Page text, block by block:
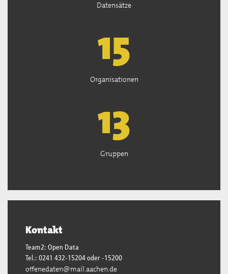
Datensätze
15
Organisationen
13
Gruppen
Kontakt
Team2: Open Data
Tel.: 0241 432-15204 oder -15200
offenedaten@mail.aachen.de